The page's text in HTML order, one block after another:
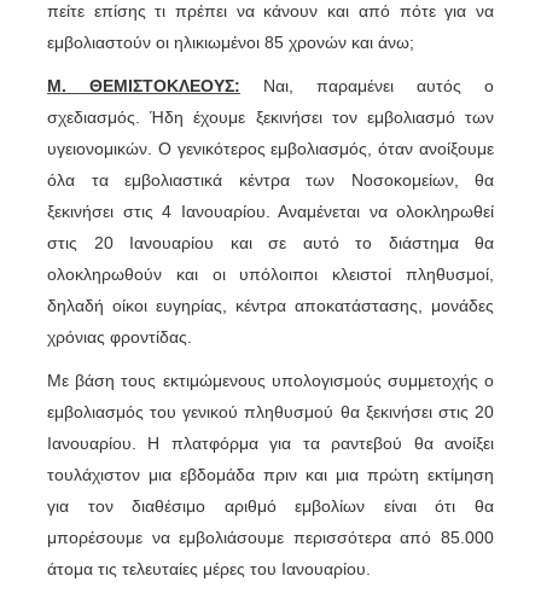
πείτε επίσης τι πρέπει να κάνουν και από πότε για να
εμβολιαστούν οι ηλικιωμένοι 85 χρονών και άνω;
Μ. ΘΕΜΙΣΤΟΚΛΕΟΥΣ: Ναι, παραμένει αυτός ο
σχεδιασμός. Ήδη έχουμε ξεκινήσει τον εμβολιασμό των
υγειονομικών. Ο γενικότερος εμβολιασμός, όταν ανοίξουμε
όλα τα εμβολιαστικά κέντρα των Νοσοκομείων, θα
ξεκινήσει στις 4 Ιανουαρίου. Αναμένεται να ολοκληρωθεί
στις 20 Ιανουαρίου και σε αυτό το διάστημα θα
ολοκληρωθούν και οι υπόλοιποι κλειστοί πληθυσμοί,
δηλαδή οίκοι ευγηρίας, κέντρα αποκατάστασης, μονάδες
χρόνιας φροντίδας.
Με βάση τους εκτιμώμενους υπολογισμούς συμμετοχής ο
εμβολιασμός του γενικού πληθυσμού θα ξεκινήσει στις 20
Ιανουαρίου. Η πλατφόρμα για τα ραντεβού θα ανοίξει
τουλάχιστον μια εβδομάδα πριν και μια πρώτη εκτίμηση
για τον διαθέσιμο αριθμό εμβολίων είναι ότι θα
μπορέσουμε να εμβολιάσουμε περισσότερα από 85.000
άτομα τις τελευταίες μέρες του Ιανουαρίου.